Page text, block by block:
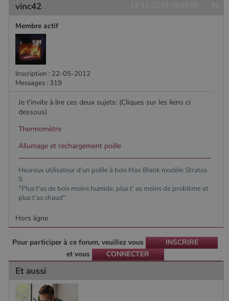
vinc42
Membre actif
Inscription : 22-05-2012
Messages : 319
Je t'invite à lire ces deux sujets: (Cliques sur les liens ci
dessous)
Thermomètre
Allumage et rechargement poêle
Heureux utilisateur d'un poêle à bois Max Blank modèle Stratos
S
"Plus t'as de bois moins humide, plus t' as moins de problème et
plus t'as chaud"
Hors ligne
Pour participer à ce forum, veuillez vous
INSCRIRE
et vous
CONNECTER
Et aussi